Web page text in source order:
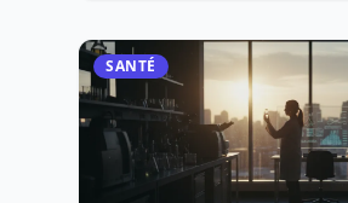
SANTÉ